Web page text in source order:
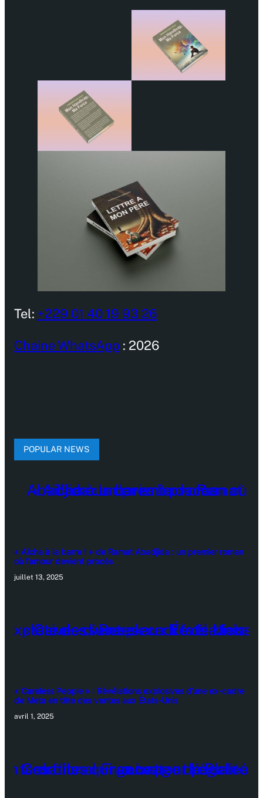
Tel: +229 01 40 19 93 26
Chaine WhatsApp : 2026
POPULAR NEWS
« Aïcha à la barre ! » de Ramat Abadjida : un premier roman
où l’amour devient procès
juillet 13, 2025
« Careless People » : Révélations explosives d’une ex-cadre
de Meta en tête des ventes aux États-Unis
avril 1, 2025